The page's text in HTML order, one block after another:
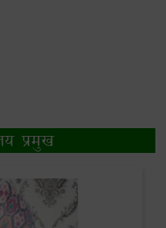
प्रमुख